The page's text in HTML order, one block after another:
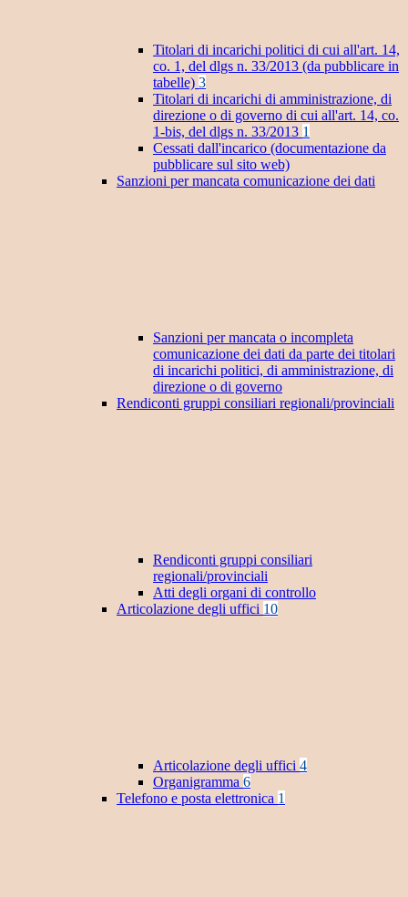
Titolari di incarichi politici di cui all'art. 14,
co. 1, del dlgs n. 33/2013 (da pubblicare in
tabelle) 3
Titolari di incarichi di amministrazione, di
direzione o di governo di cui all'art. 14, co.
1-bis, del dlgs n. 33/2013 1
Cessati dall'incarico (documentazione da
pubblicare sul sito web)
Sanzioni per mancata comunicazione dei dati
Sanzioni per mancata o incompleta
comunicazione dei dati da parte dei titolari
di incarichi politici, di amministrazione, di
direzione o di governo
Rendiconti gruppi consiliari regionali/provinciali
Rendiconti gruppi consiliari
regionali/provinciali
Atti degli organi di controllo
Articolazione degli uffici 10
Articolazione degli uffici 4
Organigramma 6
Telefono e posta elettronica 1